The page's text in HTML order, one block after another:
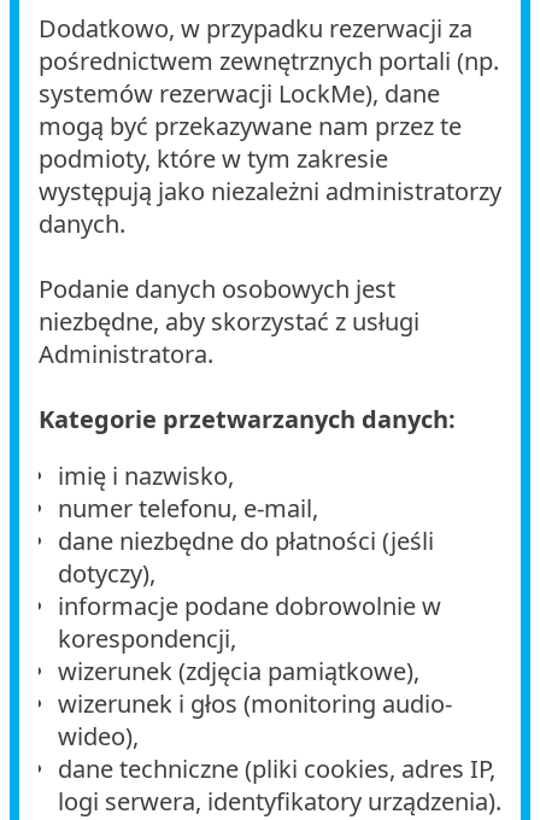
Dodatkowo, w przypadku rezerwacji za
pośrednictwem zewnętrznych portali (np.
systemów rezerwacji LockMe), dane
mogą być przekazywane nam przez te
podmioty, które w tym zakresie
występują jako niezależni administratorzy
danych.
Podanie danych osobowych jest
niezbędne, aby skorzystać z usługi
Administratora.
Kategorie przetwarzanych danych:
imię i nazwisko,
numer telefonu, e-mail,
dane niezbędne do płatności (jeśli
dotyczy),
informacje podane dobrowolnie w
korespondencji,
wizerunek (zdjęcia pamiątkowe),
wizerunek i głos (monitoring audio-
wideo),
dane techniczne (pliki cookies, adres IP,
logi serwera, identyfikatory urządzenia).